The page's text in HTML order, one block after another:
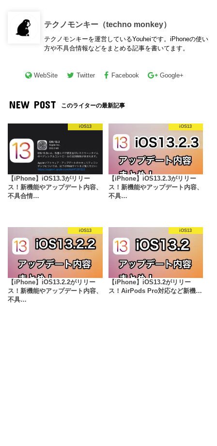
テクノモンキー（techno monkey）
テクノモンキーを運営しているYouheiです。iPhoneの使い
方や不具合情報などをまとめる記事を書いてます。
WebSite Twitter Facebook Google+
NEW POST このライターの最新記事
iOS13
【iPhone】iOS13.3がリリー
ス！新機能やアップデート内容、
不具合情…
iOS13
【iPhone】iOS13.2.3がリリー
ス！新機能やアップデート内容、
不具…
iOS13
【iPhone】iOS13.2.2がリリー
ス！新機能やアップデート内容、
不具…
iOS13
【iPhone】iOS13.2がリリー
ス！AirPods Pro対応など新機…